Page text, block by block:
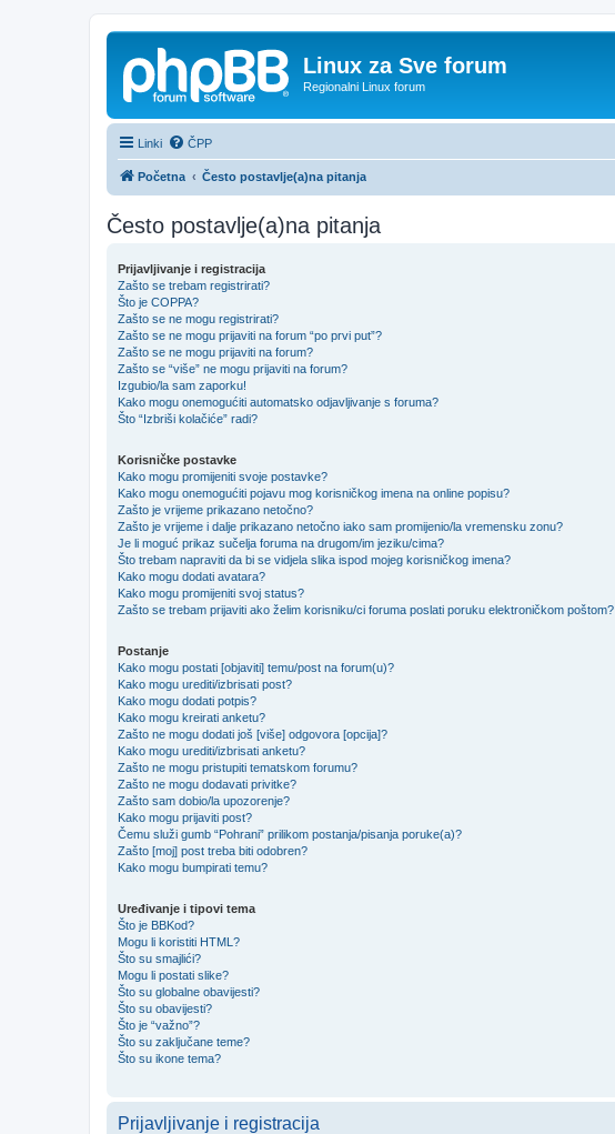
Linux za Sve forum
Regionalni Linux forum
Linki ČPP
Početna Često postavlje(a)na pitanja
Često postavlje(a)na pitanja
Prijavljivanje i registracija
Zašto se trebam registrirati?
Što je COPPA?
Zašto se ne mogu registrirati?
Zašto se ne mogu prijaviti na forum “po prvi put”?
Zašto se ne mogu prijaviti na forum?
Zašto se “više” ne mogu prijaviti na forum?
Izgubio/la sam zaporku!
Kako mogu onemogućiti automatsko odjavljivanje s foruma?
Što “Izbriši kolačiće” radi?
Korisničke postavke
Kako mogu promijeniti svoje postavke?
Kako mogu onemogućiti pojavu mog korisničkog imena na online popisu?
Zašto je vrijeme prikazano netočno?
Zašto je vrijeme i dalje prikazano netočno iako sam promijenio/la vremensku zonu?
Je li moguć prikaz sučelja foruma na drugom/im jeziku/cima?
Što trebam napraviti da bi se vidjela slika ispod mojeg korisničkog imena?
Kako mogu dodati avatara?
Kako mogu promijeniti svoj status?
Zašto se trebam prijaviti ako želim korisniku/ci foruma poslati poruku elektroničkom poštom?
Postanje
Kako mogu postati [objaviti] temu/post na forum(u)?
Kako mogu urediti/izbrisati post?
Kako mogu dodati potpis?
Kako mogu kreirati anketu?
Zašto ne mogu dodati još [više] odgovora [opcija]?
Kako mogu urediti/izbrisati anketu?
Zašto ne mogu pristupiti tematskom forumu?
Zašto ne mogu dodavati privitke?
Zašto sam dobio/la upozorenje?
Kako mogu prijaviti post?
Čemu služi gumb “Pohrani” prilikom postanja/pisanja poruke(a)?
Zašto [moj] post treba biti odobren?
Kako mogu bumpirati temu?
Uređivanje i tipovi tema
Što je BBKod?
Mogu li koristiti HTML?
Što su smajlići?
Mogu li postati slike?
Što su globalne obavijesti?
Što su obavijesti?
Što je “važno”?
Što su zaključane teme?
Što su ikone tema?
Prijavljivanje i registracija